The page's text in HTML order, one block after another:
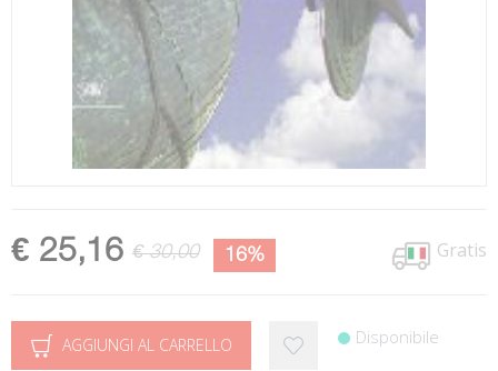
€ 25,16 € 30,00 16% Gratis
AGGIUNGI AL CARRELLO Disponibile